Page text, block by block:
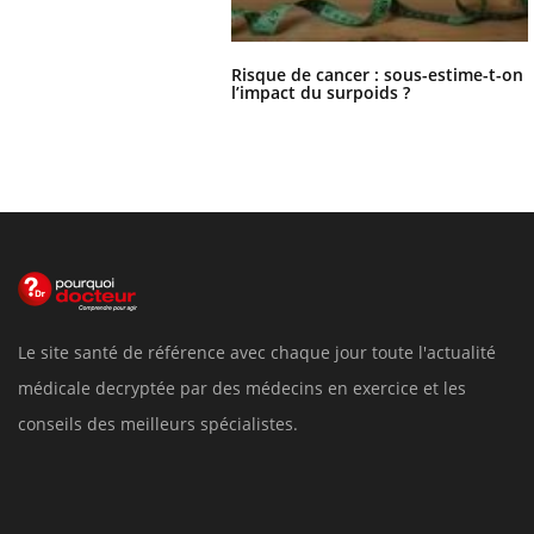
Risque de cancer : sous-estime-t-on
l’impact du surpoids ?
Le site santé de référence avec chaque jour toute l'actualité
médicale decryptée par des médecins en exercice et les
conseils des meilleurs spécialistes.